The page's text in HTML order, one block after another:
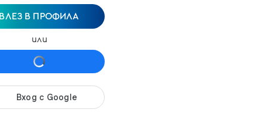
ВЛЕЗ В ПРОФИЛА
или